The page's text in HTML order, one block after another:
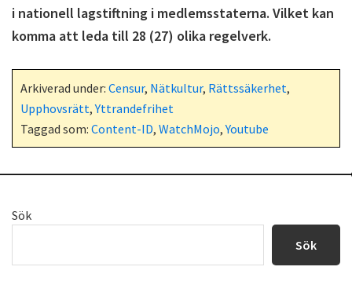
i nationell lagstiftning i medlemsstaterna. Vilket kan
komma att leda till 28 (27) olika regelverk.
Arkiverad under: Censur, Nätkultur, Rättssäkerhet,
Upphovsrätt,Yttrandefrihet
Taggad som: Content-ID, WatchMojo,Youtube
Primärt
Sök
Sök